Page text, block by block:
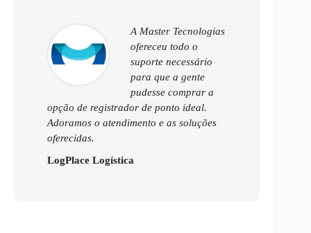
A Master Tecnologias
ofereceu todo o
suporte necessário
para que a gente
pudesse comprar a
opção de registrador de ponto ideal.
Adoramos o atendimento e as soluções
oferecidas.
LogPlace Logística